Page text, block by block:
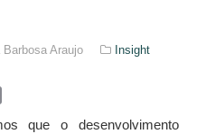
Barbosa Araujo Insight
que o desenvolvimento